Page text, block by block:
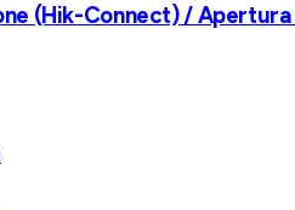
(Hik-Connect) /